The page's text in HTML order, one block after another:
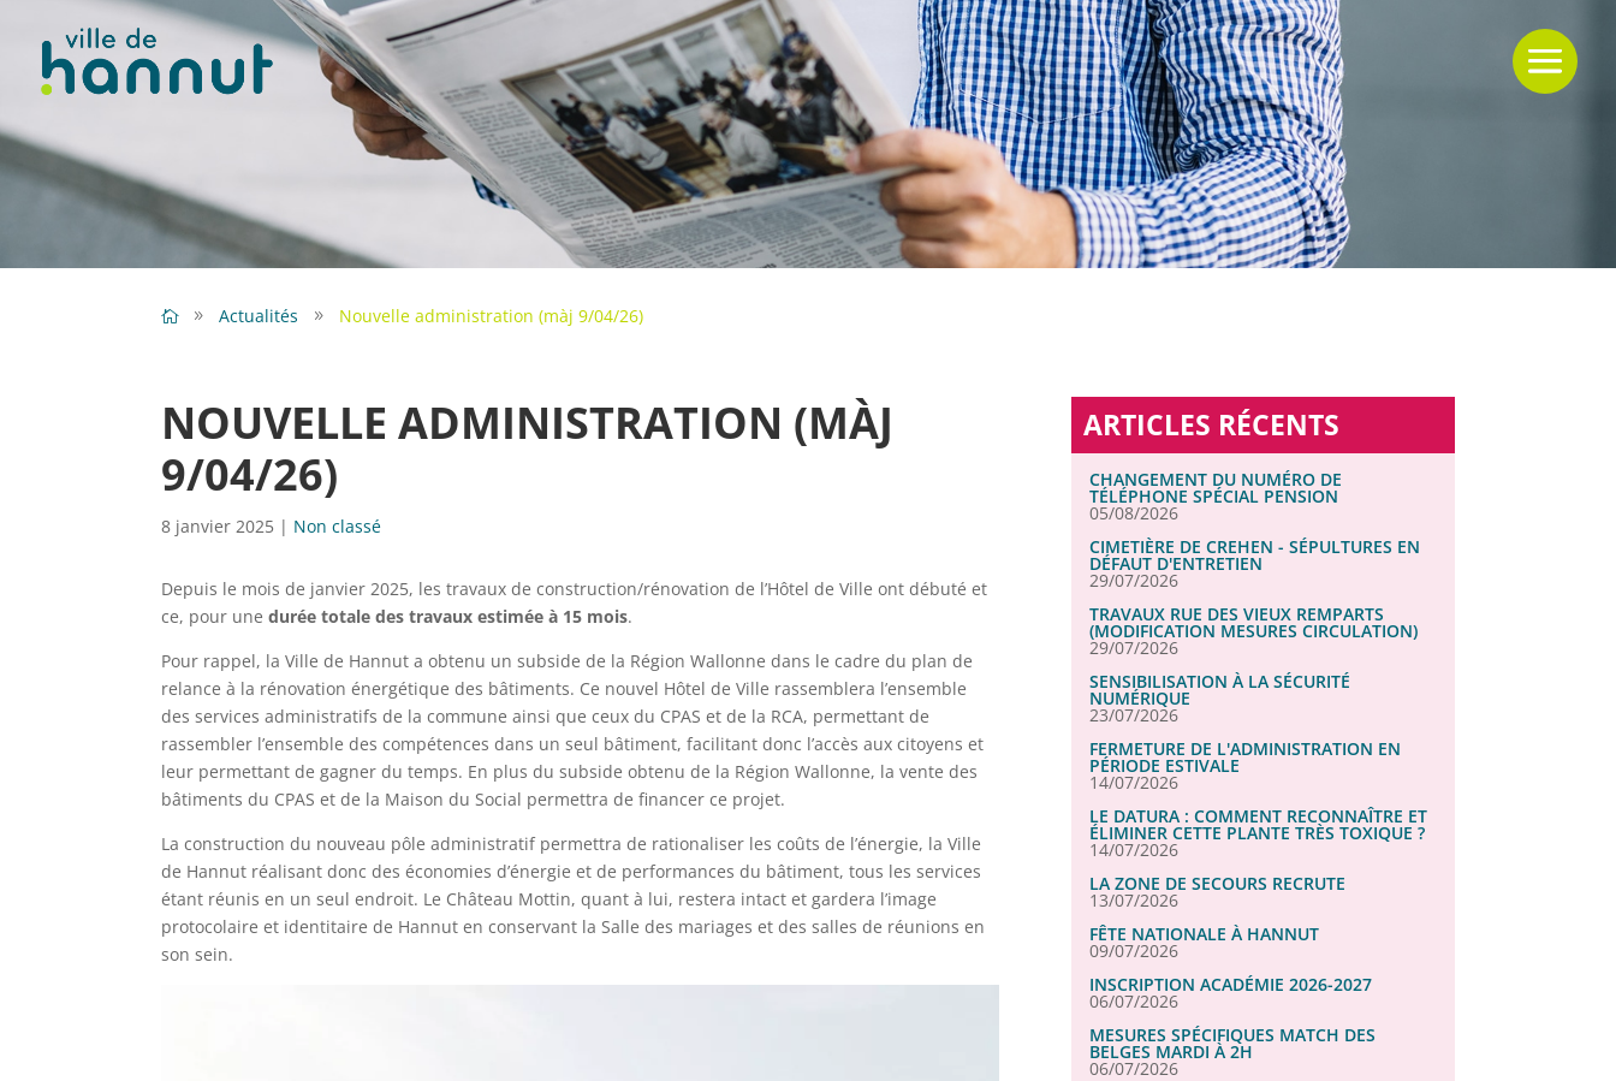
Actualités Nouvelle administration (màj 9/04/26)
NOUVELLE ADMINISTRATION (MÀJ
9/04/26)
8 janvier 2025 | Non classé
Depuis le mois de janvier 2025, les travaux de construction/rénovation de l’Hôtel de Ville ont débuté et
ce, pour unedurée totale des travaux estimée à 15 mois.
Pour rappel, la Ville de Hannut a obtenu un subside de la Région Wallonne dans le cadre du plan de
relance à la rénovation énergétique des bâtiments. Ce nouvel Hôtel de Ville rassemblera l’ensemble
des services administratifs de la commune ainsi que ceux du CPAS et de la RCA, permettant de
rassembler l’ensemble des compétences dans un seul bâtiment, facilitant donc l’accès aux citoyens et
leur permettant de gagner du temps. En plus du subside obtenu de la Région Wallonne, la vente des
bâtiments du CPAS et de la Maison du Social permettra de financer ce projet.
La construction du nouveau pôle administratif permettra de rationaliser les coûts de l’énergie, la Ville
de Hannut réalisant donc des économies d’énergie et de performances du bâtiment, tous les services
étant réunis en un seul endroit. Le Château Mottin, quant à lui, restera intact et gardera l’image
protocolaire et identitaire de Hannut en conservant la Salle des mariages et des salles de réunions en
son sein.
ARTICLES RÉCENTS
CHANGEMENT DU NUMÉRO DE
TÉLÉPHONE SPÉCIAL PENSION
05/08/2026
CIMETIÈRE DE CREHEN - SÉPULTURES EN
DÉFAUT D'ENTRETIEN
29/07/2026
TRAVAUX RUE DES VIEUX REMPARTS
(MODIFICATION MESURES CIRCULATION)
29/07/2026
SENSIBILISATION À LA SÉCURITÉ
NUMÉRIQUE
23/07/2026
FERMETURE DE L'ADMINISTRATION EN
PÉRIODE ESTIVALE
14/07/2026
LE DATURA : COMMENT RECONNAÎTRE ET
ÉLIMINER CETTE PLANTE TRÈS TOXIQUE ?
14/07/2026
LA ZONE DE SECOURS RECRUTE
13/07/2026
FÊTE NATIONALE À HANNUT
09/07/2026
INSCRIPTION ACADÉMIE 2026-2027
06/07/2026
MESURES SPÉCIFIQUES MATCH DES
BELGES MARDI À 2H
06/07/2026